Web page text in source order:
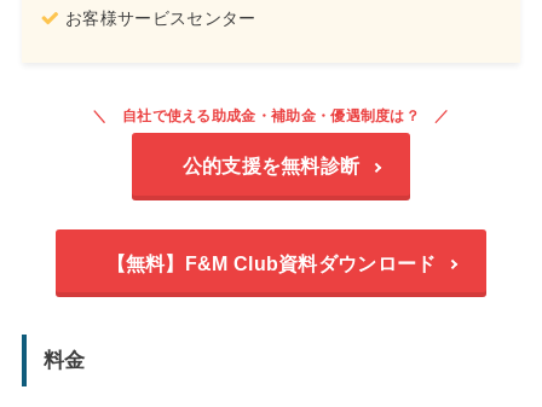
お客様サービスセンター
自社で使える助成金・補助金・優遇制度は？
公的支援を無料診断
【無料】F&M Club資料ダウンロード
料金